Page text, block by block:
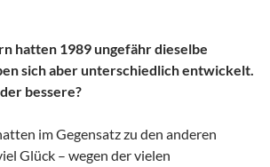
hatten 1989 ungefähr dieselbe
sich aber unterschiedlich entwickelt.
bessere?
im Gegensatz zu den anderen
Glück – wegen der vielen